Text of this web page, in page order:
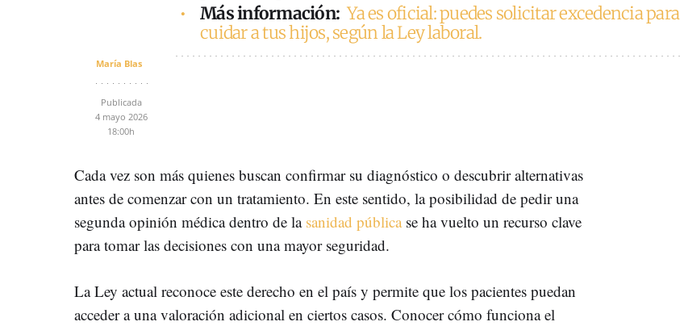
Más información: Ya es oficial: puedes solicitar excedencia para
cuidar a tus hijos, según la Ley laboral.
María Blas
Publicada
4 mayo 2026
18:00h
Cada vez son más quienes buscan confirmar su diagnóstico o descubrir alternativas
antes de comenzar con un tratamiento. En este sentido, la posibilidad de pedir una
segunda opinión médica dentro de la sanidad públicase ha vuelto un recurso clave
para tomar las decisiones con una mayor seguridad.
La Ley actual reconoce este derecho en el país y permite que los pacientes puedan
acceder a una valoración adicional en ciertos casos. Conocer cómo funciona el